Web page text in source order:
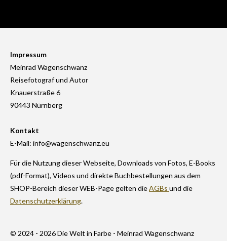
Impressum
Meinrad Wagenschwanz
Reisefotograf und Autor
Knauerstraße 6
90443 Nürnberg
Kontakt
E-Mail: info@wagenschwanz.eu
Für die Nutzung dieser Webseite, Downloads von Fotos, E-Books
(pdf-Format), Videos und direkte Buchbestellungen aus dem
SHOP-Bereich dieser WEB-Page gelten dieAGBs und die
Datenschutzerklärung.
© 2024 - 2026 Die Welt in Farbe - Meinrad Wagenschwanz